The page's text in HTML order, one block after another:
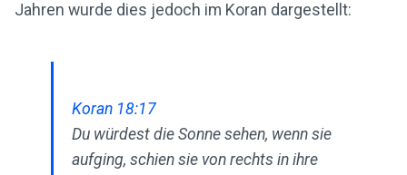
Jahren wurde dies jedoch im Koran dargestellt:
Koran 18:17
Du würdest die Sonne sehen, wenn sie
aufging, schien sie von rechts in ihre